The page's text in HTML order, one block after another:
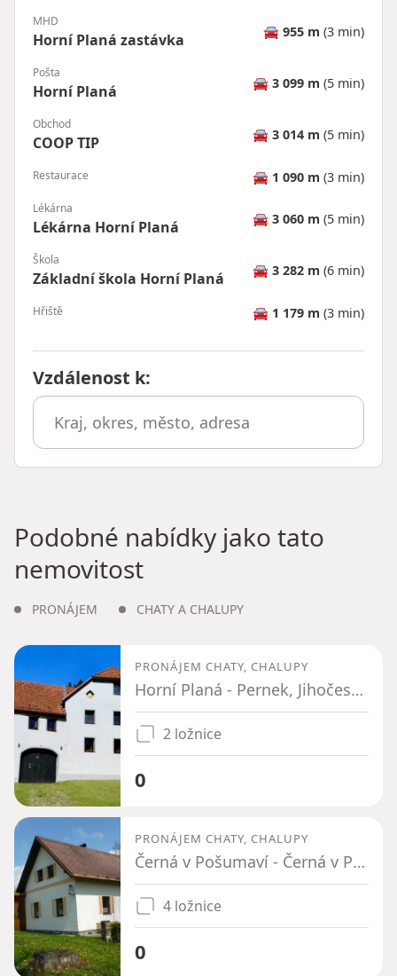
MHD
Horní Planá zastávka 🚘 955 m (3 min)
Pošta
Horní Planá 🚘 3 099 m (5 min)
Obchod
COOP TIP 🚘 3 014 m (5 min)
Restaurace 🚘 1 090 m (3 min)
Lékárna
Lékárna Horní Planá 🚘 3 060 m (5 min)
Škola
Základní škola Horní Planá 🚘 3 282 m (6 min)
Hřiště 🚘 1 179 m (3 min)
Vzdálenost k:
Podobné nabídky jako tato
nemovitost
PRONÁJEM CHATY A CHALUPY
PRONÁJEM CHATY, CHALUPY
Horní Planá - Pernek, Jihočeský kraj
2 ložnice
0
PRONÁJEM CHATY, CHALUPY
Černá v Pošumaví - Černá v Pošumaví, Jihočeský kraj
4 ložnice
0